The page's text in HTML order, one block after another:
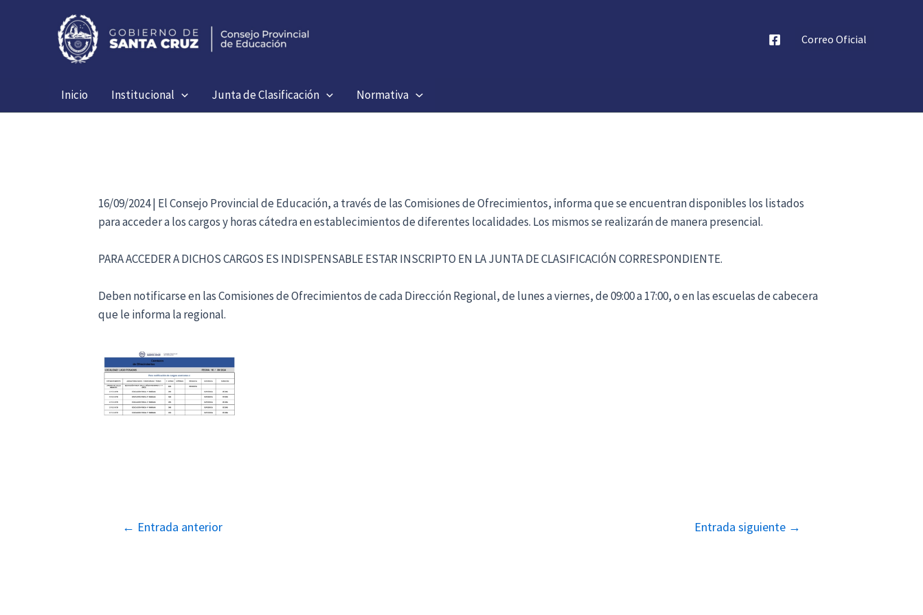
Correo Oficial
Inicio Institucional Junta de Clasificación Normativa
16/09/2024 | El Consejo Provincial de Educación, a través de las Comisiones de Ofrecimientos, informa que se encuentran disponibles los listados
para acceder a los cargos y horas cátedra en establecimientos de diferentes localidades. Los mismos se realizarán de manera presencial.
PARA ACCEDER A DICHOS CARGOS ES INDISPENSABLE ESTAR INSCRIPTO EN LA JUNTA DE CLASIFICACIÓN CORRESPONDIENTE.
Deben notificarse en las Comisiones de Ofrecimientos de cada Dirección Regional, de lunes a viernes, de 09:00 a 17:00, o en las escuelas de cabecera
que le informa la regional.
Navegación
← Entrada anterior Entrada siguiente →